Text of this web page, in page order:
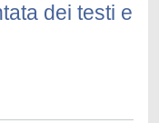
dei testi e